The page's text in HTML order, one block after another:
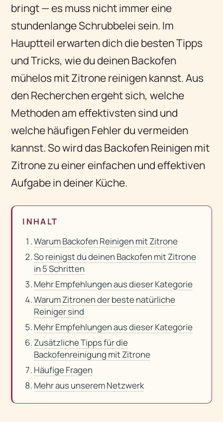
bringt — es muss nicht immer eine
stundenlange Schrubbelei sein. Im
Hauptteil erwarten dich die besten Tipps
und Tricks, wie du deinen Backofen
mühelos mit Zitrone reinigen kannst. Aus
den Recherchen ergeht sich, welche
Methoden am effektivsten sind und
welche häufigen Fehler du vermeiden
kannst. So wird das Backofen Reinigen mit
Zitrone zu einer einfachen und effektiven
Aufgabe in deiner Küche.
INHALT
Warum Backofen Reinigen mit Zitrone
So reinigst du deinen Backofen mit Zitrone
in 5 Schritten
Mehr Empfehlungen aus dieser Kategorie
Warum Zitronen der beste natürliche
Reiniger sind
Mehr Empfehlungen aus dieser Kategorie
Zusätzliche Tipps für die
Backofenreinigung mit Zitrone
Häufige Fragen
Mehr aus unserem Netzwerk